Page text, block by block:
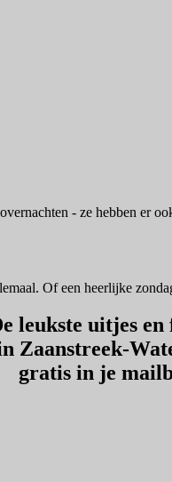
- ze hebben er
Of een heerlijke
leukste uitjes en
Zaanstreek-
gratis in je